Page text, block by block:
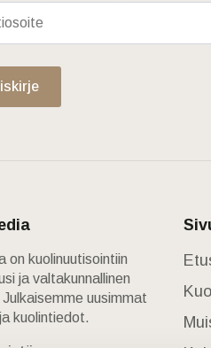
on kuolinuutisointiin
ja valtakunnallinen
uusimmat
kuolintiedot.